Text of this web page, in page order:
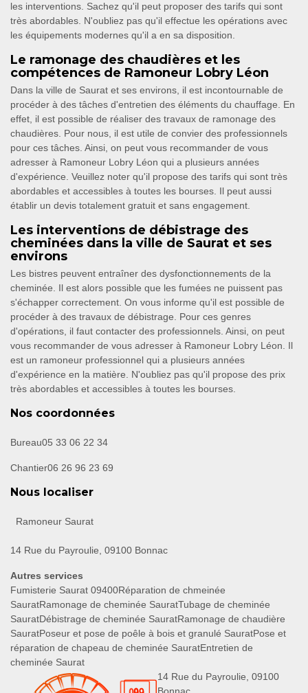
les interventions. Sachez qu'il peut proposer des tarifs qui sont
très abordables. N'oubliez pas qu'il effectue les opérations avec
les équipements modernes qu'il a en sa disposition.
Le ramonage des chaudières et les
compétences de Ramoneur Lobry Léon
Dans la ville de Saurat et ses environs, il est incontournable de
procéder à des tâches d'entretien des éléments du chauffage. En
effet, il est possible de réaliser des travaux de ramonage des
chaudières. Pour nous, il est utile de convier des professionnels
pour ces tâches. Ainsi, on peut vous recommander de vous
adresser à Ramoneur Lobry Léon qui a plusieurs années
d'expérience. Veuillez noter qu'il propose des tarifs qui sont très
abordables et accessibles à toutes les bourses. Il peut aussi
établir un devis totalement gratuit et sans engagement.
Les interventions de débistrage des
cheminées dans la ville de Saurat et ses
environs
Les bistres peuvent entraîner des dysfonctionnements de la
cheminée. Il est alors possible que les fumées ne puissent pas
s'échapper correctement. On vous informe qu'il est possible de
procéder à des travaux de débistrage. Pour ces genres
d'opérations, il faut contacter des professionnels. Ainsi, on peut
vous recommander de vous adresser à Ramoneur Lobry Léon. Il
est un ramoneur professionnel qui a plusieurs années
d'expérience en la matière. N'oubliez pas qu'il propose des prix
très abordables et accessibles à toutes les bourses.
Nos coordonnées
Bureau05 33 06 22 34
Chantier06 26 96 23 69
Nous localiser
Ramoneur Saurat
14 Rue du Payroulie, 09100 Bonnac
Autres services
Fumisterie Saurat 09400Réparation de chmeinée
SauratRamonage de cheminée SauratTubage de cheminée
SauratDébistrage de cheminée SauratRamonage de chaudière
SauratPoseur et pose de poêle à bois et granulé SauratPose et
réparation de chapeau de cheminée SauratEntretien de
cheminée Saurat
14 Rue du Payroulie, 09100